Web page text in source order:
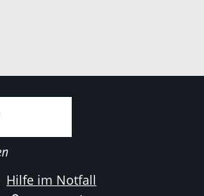
Hilfe im Notfall